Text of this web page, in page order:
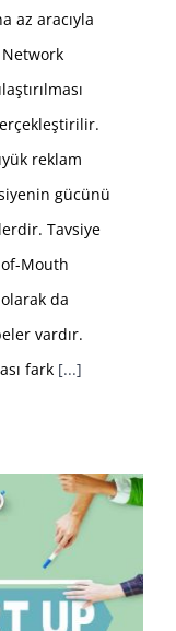
az aracıyla
reklam
gücünü
Tavsiye
Mouth
da
vardır.
fark [...]